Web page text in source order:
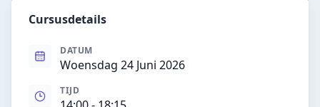
Cursusdetails
DATUM
Woensdag 24 Juni 2026
TIJD